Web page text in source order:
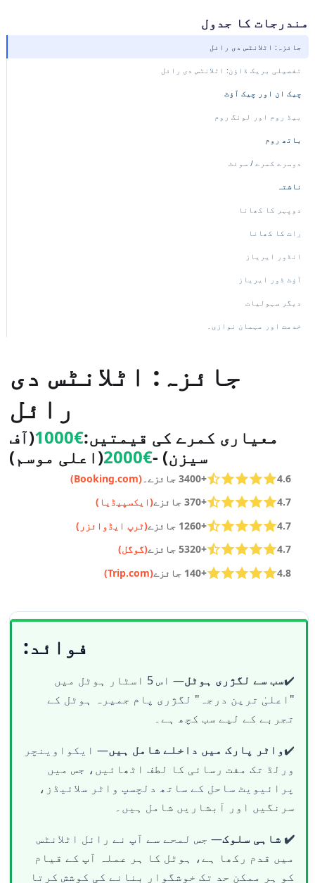
مندرجات کا جدول
جائزہ: اٹلانٹس دی رائل
تفصیلی بریک ڈاؤن: اٹلانٹس دی رائل
چیک ان اور چیک آؤٹ
بیڈ روم اور لونگ روم
باتھ روم
دوسرے کمرے / سوئٹ
ناشتہ
دوپہر کا کھانا
رات کا کھانا
انڈور ایریاز
آؤٹ ڈور ایریاز
دیگر سہولیات
خدمت اور مہمان نوازی۔
جائزہ: اٹلانٹس دی
رائل
معیاری کمرے کی قیمتیں:€1000
(آف
سیزن) -€2000 (اعلی موسم)
+3400 جائزے۔ (Booking.com)
4.6
+370 جائزے
(ایکسپیڈیا)
4.7
+1260 جائزے
(ٹرپ ایڈوائزر)
4.7
+5320 جائزے
(گوگل)
4.7
+140 جائزے
(Trip.com) 4.8
فوائد:
✔️سب سے لگژری ہوٹل
— اس 5 اسٹار ہوٹل میں
"اعلیٰ ترین درجہ" لگژری پام جمیرہ ہوٹل کے
تجربے کے لیے سب کچھ ہے۔
✔️واٹر پارک میں داخلے شامل ہیں— ایکواوینچر
ورلڈ تک مفت رسائی کا لطف اٹھائیں، جس میں
پرائیویٹ ساحل کے ساتھ دلچسپ واٹر سلائیڈز،
سرنگیں اور آبشاریں شامل ہیں۔
✔️ شاہی سلوک— جس لمحے سے آپ نے رائل اٹلانٹس
میں قدم رکھا ہے، ہوٹل کا ہر عملہ آپ کے قیام
کو ہر ممکن حد تک خوشگوار بنانے کی کوشش کرتا